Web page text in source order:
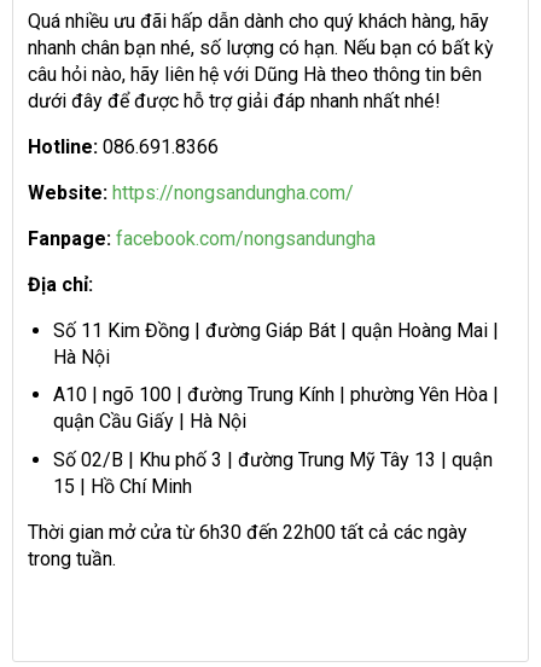
Quá nhiều ưu đãi hấp dẫn dành cho quý khách hàng, hãy
nhanh chân bạn nhé, số lượng có hạn. Nếu bạn có bất kỳ
câu hỏi nào, hãy liên hệ với Dũng Hà theo thông tin bên
dưới đây để được hỗ trợ giải đáp nhanh nhất nhé!
Hotline: 086.691.8366
Website: https://nongsandungha.com/
Fanpage: facebook.com/nongsandungha
Địa chỉ:
Số 11 Kim Đồng | đường Giáp Bát | quận Hoàng Mai |
Hà Nội
A10 | ngõ 100 | đường Trung Kính | phường Yên Hòa |
quận Cầu Giấy | Hà Nội
Số 02/B | Khu phố 3 | đường Trung Mỹ Tây 13 | quận
15 | Hồ Chí Minh
Thời gian mở cửa từ 6h30 đến 22h00 tất cả các ngày
trong tuần.